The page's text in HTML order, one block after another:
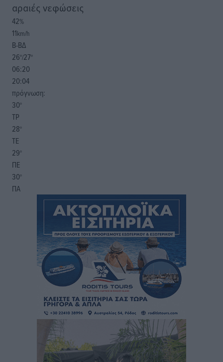
αραιές νεφώσεις
42%
11km/h
Β-ΒΔ
26°/27°
06:20
20:04
πρόγνωση:
30°
ΤΡ
28°
ΤΕ
29°
ΠΕ
30°
ΠΑ